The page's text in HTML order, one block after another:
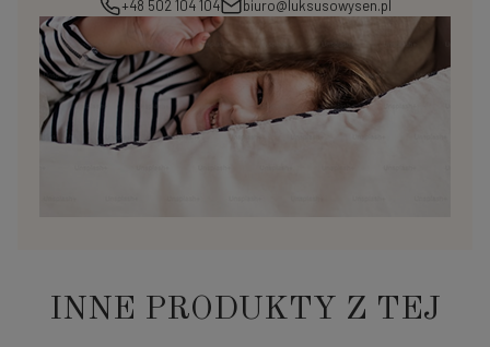
+48 502 104 104
biuro@luksusowysen.pl
INNE PRODUKTY Z TEJ